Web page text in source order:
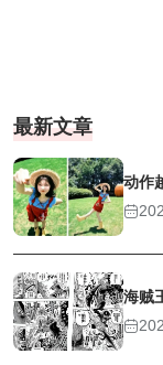
最新文章
动作
海贼